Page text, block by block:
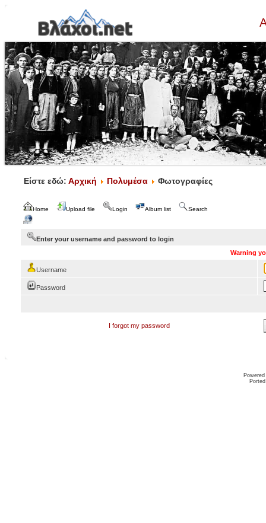
Είστε εδώ: Αρχική Πολυμέσα Φωτογραφίες
Home Upload file Login Album list Search
Enter your username and password to login
Warning
Username
Password
I forgot my password